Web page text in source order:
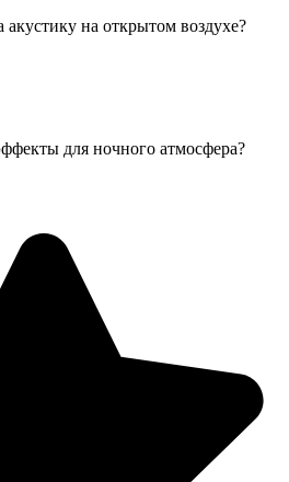
на открытом воздухе?
для ночного атмосфера?